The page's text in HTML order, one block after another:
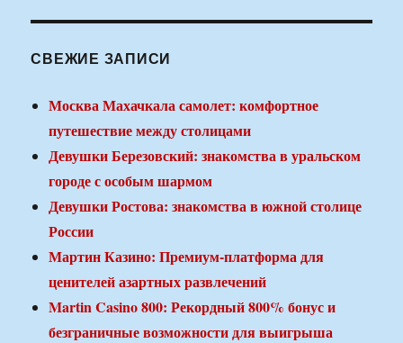
СВЕЖИЕ ЗАПИСИ
Москва Махачкала самолет: комфортное
путешествие между столицами
Девушки Березовский: знакомства в уральском
городе с особым шармом
Девушки Ростова: знакомства в южной столице
России
Мартин Казино: Премиум-платформа для
ценителей азартных развлечений
Martin Casino 800: Рекордный 800% бонус и
безграничные возможности для выигрыша